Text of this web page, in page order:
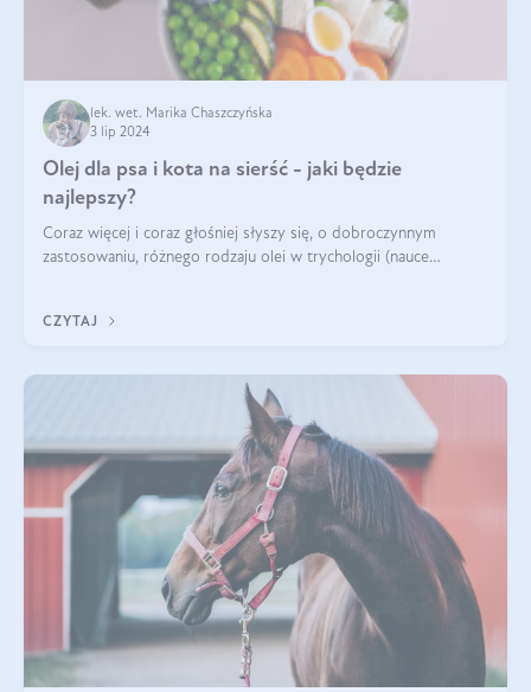
lek. wet. Marika Chaszczyńska
3 lip 2024
Olej dla psa i kota na sierść - jaki będzie
najlepszy?
Coraz więcej i coraz głośniej słyszy się, o dobroczynnym
zastosowaniu, różnego rodzaju olei w trychologii (nauce
CZYTAJ